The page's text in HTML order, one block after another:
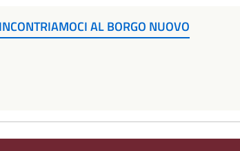
AL BORGO NUOVO